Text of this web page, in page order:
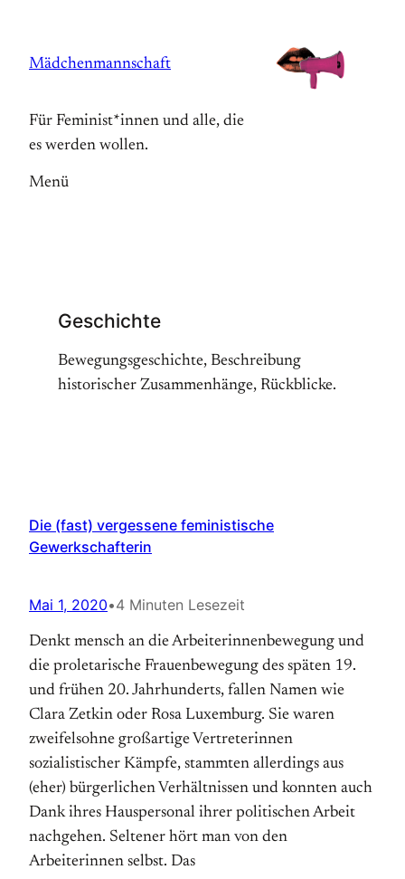
springen
Mädchenmannschaft
Für Feminist*innen und alle, die
es werden wollen.
Menü
Geschichte
Bewegungsgeschichte, Beschreibung
historischer Zusammenhänge, Rückblicke.
Die (fast) vergessene feministische
Gewerkschafterin
Mai 1, 2020•4 Minuten Lesezeit
Denkt mensch an die Arbeiterinnenbewegung und
die proletarische Frauenbewegung des späten 19.
und frühen 20. Jahrhunderts, fallen Namen wie
Clara Zetkin oder Rosa Luxemburg. Sie waren
zweifelsohne großartige Vertreterinnen
sozialistischer Kämpfe, stammten allerdings aus
(eher) bürgerlichen Verhältnissen und konnten auch
Dank ihres Hauspersonal ihrer politischen Arbeit
nachgehen. Seltener hört man von den
Arbeiterinnen selbst. Das